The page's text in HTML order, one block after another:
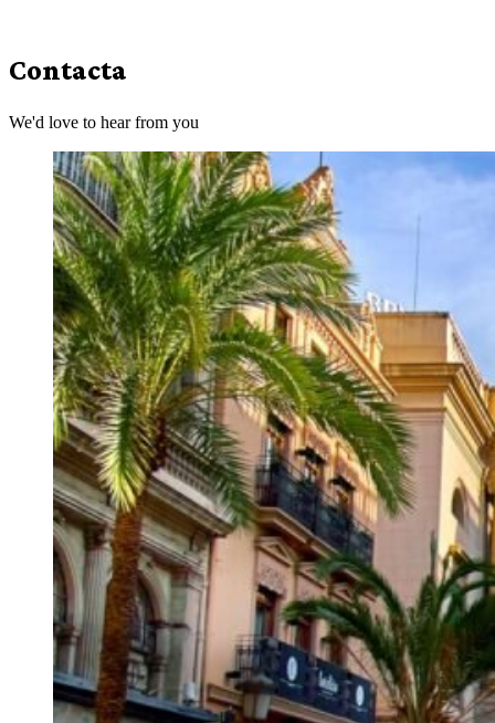
Contacta
We'd love to hear from you